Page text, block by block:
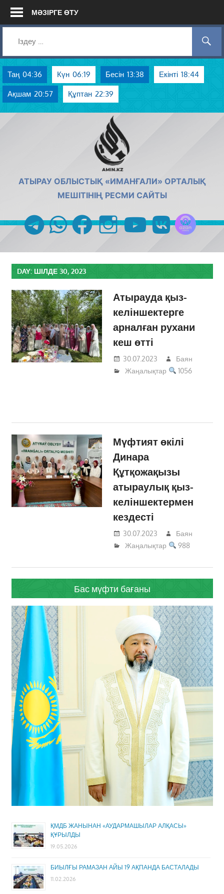
Skip
МӘЗІРГЕ ӨТУ
Таң 04:36 Күн 06:19 Бесін 13:38 Екінті 18:44
Ақшам 20:57 Құптан 22:39
АТЫРАУ ОБЛЫСТЫҚ «ИМАНҒАЛИ» ОРТАЛЫҚ
МЕШІТІНІҢ РЕСМИ САЙТЫ
telegramwhatsappfacebookinstagramyoutubevk
DAY: ШІЛДЕ 30, 2023
Атырауда қыз-
келіншектерге
арналған рухани
кеш өтті
30.07.2023
Баян
Жаңалықтар
1056
Мүфтият өкілі
Динара
Құтқожақызы
атыраулық қыз-
келіншектермен
кездесті
30.07.2023
Баян
Жаңалықтар
988
Бас мүфти бағаны
ҚМДБ ЖАНЫНАН «АУДАРМАШЫЛАР АЛҚАСЫ»
ҚҰРЫЛДЫ
19.05.2026
БИЫЛҒЫ РАМАЗАН АЙЫ 19 АҚПАНДА БАСТАЛАДЫ
11.02.2026